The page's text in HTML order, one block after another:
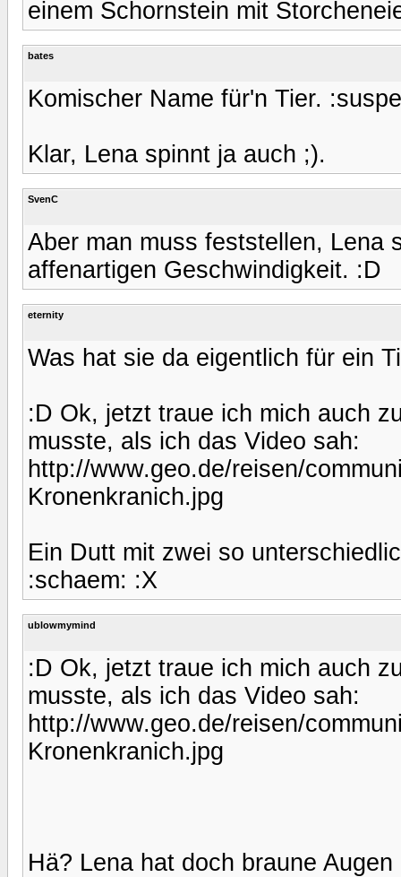
einem Schornstein mit
bates
Komischer Name für'n Tier.
Klar, Lena spinnt ja auch ;).
SvenC
Aber man muss feststellen, Lena
affenartigen Geschwindigkeit. :D
eternity
Was hat sie da eigentlich für ein
:D Ok, jetzt traue ich mich auch
musste, als ich das Video sah:
http://www.geo.de/reisen/
Kronenkranich.jpg
Ein Dutt mit zwei so
:schaem: :X
ublowmymind
:D Ok, jetzt traue ich mich auch
musste, als ich das Video sah:
http://www.geo.de/reisen/
Kronenkranich.jpg
Hä? Lena hat doch braune